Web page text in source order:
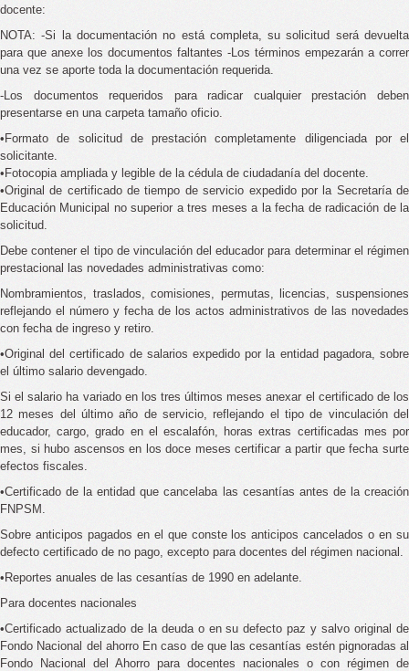
docente:
NOTA: -Si la documentación no está completa, su solicitud será devuelta
para que anexe los documentos faltantes -Los términos empezarán a correr
una vez se aporte toda la documentación requerida.
-Los documentos requeridos para radicar cualquier prestación deben
presentarse en una carpeta tamaño oficio.
•Formato de solicitud de prestación completamente diligenciada por el
solicitante.
•Fotocopia ampliada y legible de la cédula de ciudadanía del docente.
•Original de certificado de tiempo de servicio expedido por la Secretaría de
Educación Municipal no superior a tres meses a la fecha de radicación de la
solicitud.
Debe contener el tipo de vinculación del educador para determinar el régimen
prestacional las novedades administrativas como:
Nombramientos, traslados, comisiones, permutas, licencias, suspensiones
reflejando el número y fecha de los actos administrativos de las novedades
con fecha de ingreso y retiro.
•Original del certificado de salarios expedido por la entidad pagadora, sobre
el último salario devengado.
Si el salario ha variado en los tres últimos meses anexar el certificado de los
12 meses del último año de servicio, reflejando el tipo de vinculación del
educador, cargo, grado en el escalafón, horas extras certificadas mes por
mes, si hubo ascensos en los doce meses certificar a partir que fecha surte
efectos fiscales.
•Certificado de la entidad que cancelaba las cesantías antes de la creación
FNPSM.
Sobre anticipos pagados en el que conste los anticipos cancelados o en su
defecto certificado de no pago, excepto para docentes del régimen nacional.
•Reportes anuales de las cesantías de 1990 en adelante.
Para docentes nacionales
•Certificado actualizado de la deuda o en su defecto paz y salvo original de
Fondo Nacional del ahorro En caso de que las cesantías estén pignoradas al
Fondo Nacional del Ahorro para docentes nacionales o con régimen de